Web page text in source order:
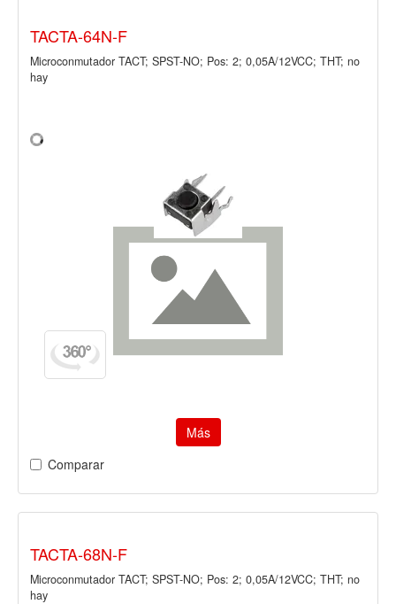
TACTA-64N-F
Microconmutador TACT; SPST-NO; Pos: 2; 0,05A/12VCC; THT; no
hay
Más
Comparar
TACTA-68N-F
Microconmutador TACT; SPST-NO; Pos: 2; 0,05A/12VCC; THT; no
hay